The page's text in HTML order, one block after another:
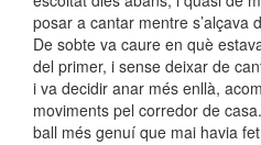
posar a cantar mentre s’alçava
De sobte va caure en què
del primer, i sense deixar de
i va decidir anar més enllà,
moviments pel corredor de
ball més genuí que mai havia